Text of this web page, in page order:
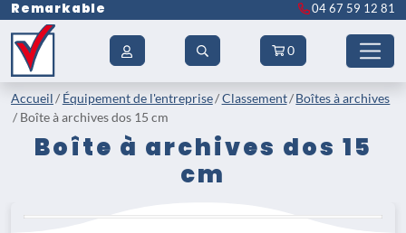
Remarkable 04 67 59 12 81
0
Accueil Équipement de l'entreprise Classement
Boîtes à archives
Boîte à archives dos 15 cm
Boîte à archives dos 15
cm